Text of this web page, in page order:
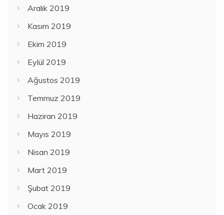
Aralık 2019
Kasım 2019
Ekim 2019
Eylül 2019
Ağustos 2019
Temmuz 2019
Haziran 2019
Mayıs 2019
Nisan 2019
Mart 2019
Şubat 2019
Ocak 2019